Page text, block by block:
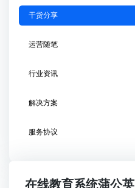
干货分享
运营随笔
行业资讯
解决方案
服务协议
在线教育系统蒲公英